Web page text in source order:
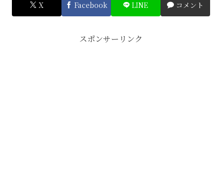
X Facebook LINE コメント
スポンサーリンク